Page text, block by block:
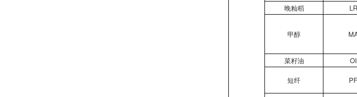
晚籼稻
LR
甲醇
菜籽油
OI
短纤 PF